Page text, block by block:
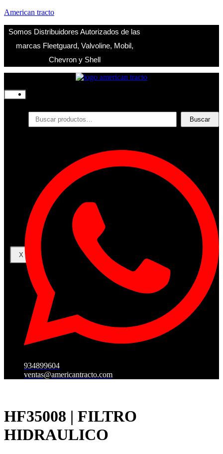
American tracto
Somos Distribuidores Autorizados de las
marcas Fleetguard, Valvoline, Mobil,
Chevron y Shell
Productos
Filtros
Contacto
Acceder
Iniciar Sesion
Registro
Restablecer la contraseña
X
Buscar
934899604
ventas@americantracto.com
HF35008 | FILTRO
HIDRAULICO